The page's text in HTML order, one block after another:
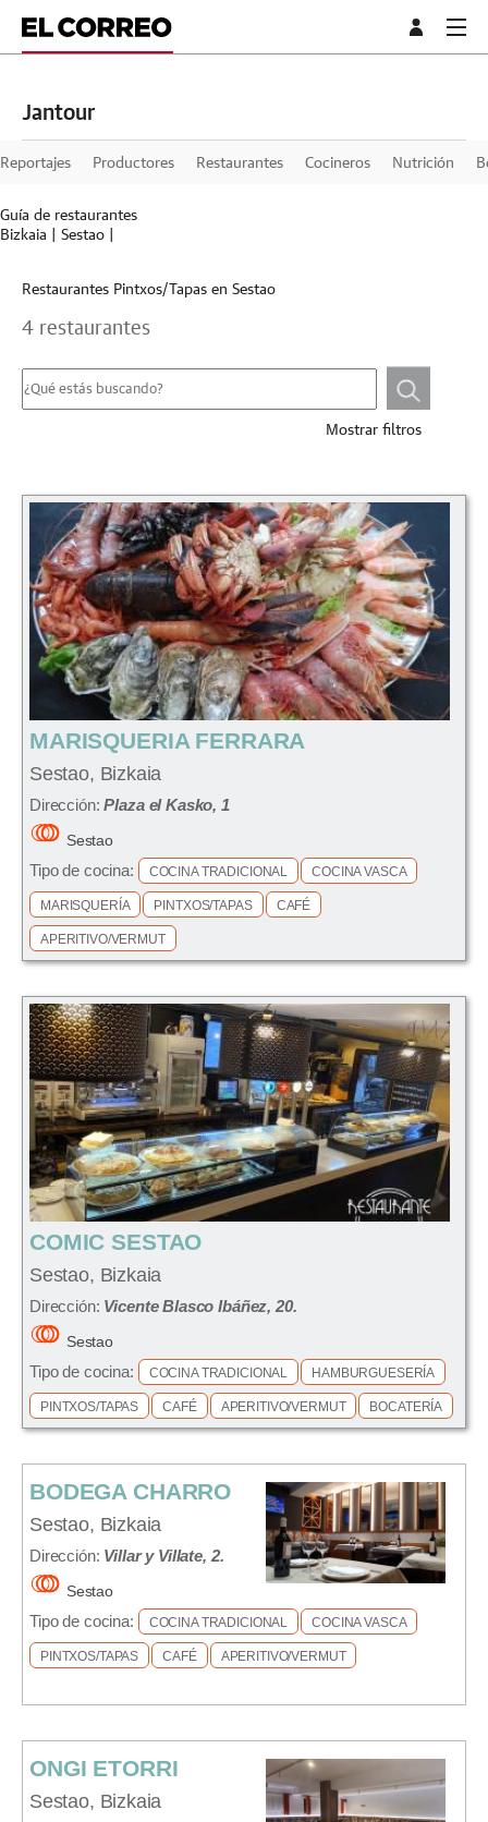
Jantour
Reportajes Productores Restaurantes Cocineros Nutrición
Guía de restaurantes
Bizkaia
Sestao
Restaurantes Pintxos/Tapas en Sestao
4 restaurantes
Mostrar filtros
MARISQUERIA FERRARA
Sestao, Bizkaia
Dirección:Plaza el Kasko, 1
Sestao
Tipo de cocina:
COCINA TRADICIONAL COCINA VASCA
MARISQUERÍA PINTXOS/TAPAS CAFÉ
APERITIVO/VERMUT
COMIC SESTAO
Sestao, Bizkaia
Dirección: Vicente Blasco Ibáñez, 20.
Sestao
Tipo de cocina:
COCINA TRADICIONAL HAMBURGUESERÍA
PINTXOS/TAPAS CAFÉ APERITIVO/VERMUT BOCATERÍA
BODEGA CHARRO
Sestao, Bizkaia
Dirección: Villar y Villate, 2.
Sestao
Tipo de cocina:
COCINA TRADICIONAL COCINA VASCA
PINTXOS/TAPAS CAFÉ APERITIVO/VERMUT
ONGI ETORRI
Sestao, Bizkaia